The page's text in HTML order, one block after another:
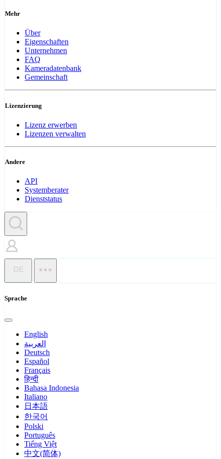
Mehr
Über
Eigenschaften
Unternehmen
FAQ
Kameradatenbank
Gemeinschaft
Lizenzierung
Lizenz erwerben
Lizenzen verwalten
Andere
API
Systemberater
Dienststatus
DE
Sprache
English
العربية
Deutsch
Español
Français
हिन्दी
Bahasa Indonesia
Italiano
日本語
한국어
Polski
Português
Tiếng Việt
中文(简体)